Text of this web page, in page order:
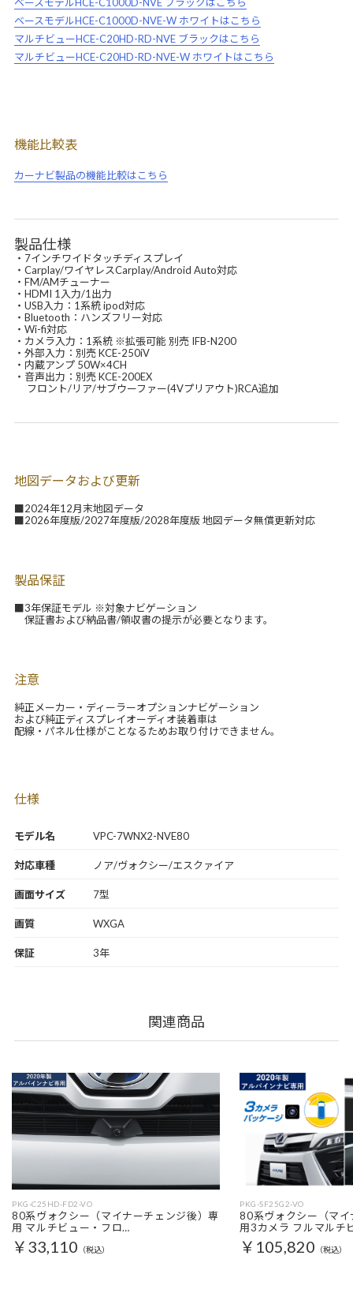
モデル名 VPC-7WNX2-NVE80
ベースモデルHCE-C1000D-NVE-W ホワイトはこちら
マルチビューHCE-C20HD-RD-NVE ブラックはこちら
マルチビューHCE-C20HD-RD-NVE-W ホワイトはこちら
機能比較表
カーナビ製品の機能比較はこちら
製品仕様
・7インチワイドタッチディスプレイ
・Carplay/ワイヤレスCarplay/Android Auto対応
・FM/AMチューナー
・HDMI 1入力/1出力
・USB入力：1系統 ipod対応
・Bluetooth：ハンズフリー対応
・Wi-fi対応
・カメラ入力：1系統 ※拡張可能 別売 IFB-N200
・外部入力：別売 KCE-250iV
・内蔵アンプ 50W×4CH
・音声出力：別売 KCE-200EX
フロント/リア/サブウーファー(4Vプリアウト)RCA追加
地図データおよび更新
■2024年12月末地図データ
■2026年度版/2027年度版/2028年度版 地図データ無償更新対応
製品保証
■3年保証モデル ※対象ナビゲーション
保証書および納品書/領収書の提示が必要となります。
注意
純正メーカー・ディーラーオプションナビゲーション
および純正ディスプレイオーディオ装着車は
配線・パネル仕様がことなるためお取り付けできません。
仕様
対応車種 ノア/ヴォクシー/エスクァイア
画面サイズ 7型
画質 WXGA
保証 3年
関連商品
PKG-C25HD-FD2-VO
80系ヴォクシー（マイナーチェンジ後）専
用 マルチビュー・フロ…
￥33,110 （税込）
PKG-SF25G2-VO
80系ヴォクシー（マ
用3カメラ フルマルチ
￥105,820 （税込）